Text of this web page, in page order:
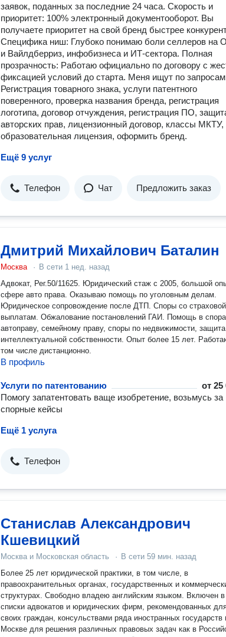
Примеры успешно полученных мной Свидетельств и бланки
Государственных образовательных лицензий вы можете
посмотреть прямо здесь — в галерее моего профиля. Как устроен
процесс: Официальность и прозрачность. Работаю полностью
официально, мы заключаем договор. Многих волнует, сколько
стоит регистрация товарного знака — в моей практике итоговая
регистрация товарного знака цена фиксируется до начала
Никаких скрытых доплат. Электронное делопроизводство. Я
готовлю все документы для регистрации товарного знака и
их электронно. Регистрация товарного знака онлайн
снижает пошлины и ускоряет процесс на 1.5−2 месяца. Бесплатный
первый шаг. Предприниматели часто думают, как
товарный знак самостоятельно, но сталкиваются с
названия я делаю бесплатно. Напишите мне в личные сообщения
патентных поверенных — это инвестиция в ваш бизнес.
регистрация товарного знака 2026 года имеет свои нюансы, и я
заявок, поданных за последние 24 часа. Скорость и
приоритет: 100% электронный документооборот. Вы
получаете приоритет на свой бренд быстрее
Специфика ниш: Глубоко понимаю боли селлеров на
и Вайлдберриз, инфобизнеса и ИТ-сектора. Полная
прозрачность: Работаю официально по договору с
фиксацией условий до старта. Меня ищут по
Регистрация товарного знака, услуги патентного
поверенного, проверка названия бренда, регистрация
логотипа, договор отчуждения, регистрация ПО,
авторских прав, лицензионный договор, классы МКТУ,
образовательная лицензия, оформить бренд.
Ещё 9 услуг
Телефон Чат Предложить заказ
Дмитрий Михайлович Баталин
Москва · В сети 1 нед. назад
Адвокат, Рег.50/11625. Юридический стаж с 2005, большой
сфере авто права. Оказываю помощь по уголовным делам.
Юридическое сопровождение после ДТП. Споры со страховой по
выплатам. Обжалование постановлений ГАИ. Помощь в
автоправу, семейному праву, споры по недвижимости,
интеллектуальной собственности. Опыт более 15 лет.
том числе дистанционно.
В профиль
Услуги по патентованию от25
Помогу запатентовать ваще изобретение, возьмусь за
спорные кейсы
Ещё 1 услуга
Телефон
Станислав Александрович
Кшевицкий
Москва и Московская область · В сети 59 мин. назад
Более 25 лет юридической практики, в том числе, в
правоохранительных органах, государственных и
структурах. Свободно владею английским языком. Включен в
списки адвокатов и юридических фирм, рекомендованных
своих граждан, консульствами ряда иностранных государств
Москве для решения различных правовых задач как в